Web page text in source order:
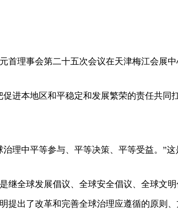
理事会第二十五次会议在天津梅江会展中
本地区和平稳定和发展繁荣的责任共同
中平等参与、平等决策、平等受益。”这
全球发展倡议、全球安全倡议、全球文明
提出了改革和完善全球治理应遵循的原则